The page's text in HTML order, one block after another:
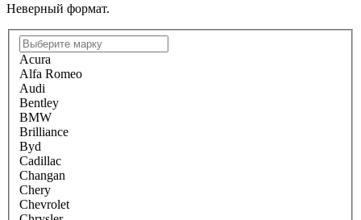
Неверный формат.
Acura
Alfa Romeo
Audi
Bentley
BMW
Brilliance
Byd
Cadillac
Changan
Chery
Chevrolet